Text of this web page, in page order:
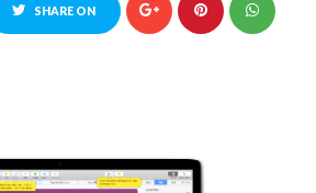
SHARE ON